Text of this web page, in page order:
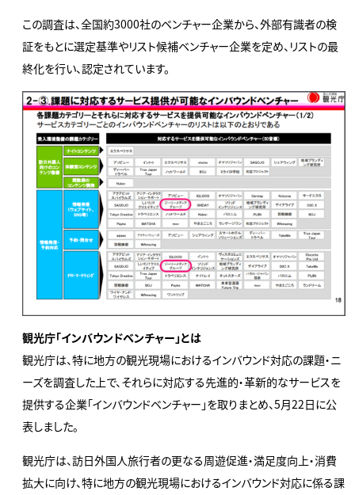
この調査は、全国約3000社のベンチャー企業から、外部有識者の検
証をもとに選定基準やリスト候補ベンチャー企業を定め、リストの最
終化を行い、認定されています。
観光庁「インバウンドベンチャー」とは
観光庁は、特に地方の観光現場におけるインバウンド対応の課題・ニ
ーズを調査した上で、それらに対応する先進的・革新的なサービスを
提供する企業「インバウンドベンチャー」を取りまとめ、5月22日に公
表しました。
観光庁は、訪日外国人旅行者の更なる周遊促進・満足度向上・消費
拡大に向け、特に地方の観光現場におけるインバウンド対応に係る課